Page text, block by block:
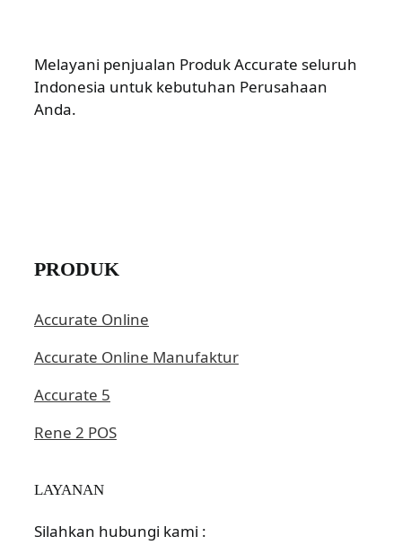
Melayani penjualan Produk Accurate seluruh
Indonesia untuk kebutuhan Perusahaan
Anda.
PRODUK
Accurate Online
Accurate Online Manufaktur
Accurate 5
Rene 2 POS
LAYANAN
Silahkan hubungi kami :